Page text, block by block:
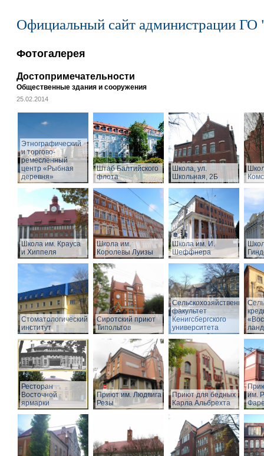
Официальный сайт администрации ГО
Фотогалерея
Достопримечательности
Общественные здания и сооружения
25.02.2014
Этнографический
и торгово-
ремесленный
центр «Рыбная
деревня»
Штаб Балтийского
флота
Школа, ул.
Школьная, 2Б
Школа им. Крауса
и Хиппеля
Школа им.
Королевы Луизы
Школа им. И.
Шеффнера
Стоматологический
институт
Сиротский приют
Типольтов
Сельскохозяйственный
факультет
Кенигсбергского
университета
Ресторан
Восточной
ярмарки
Приют им. Людвига
Резы
Приют для бедных
Карла Альбрехта
им.